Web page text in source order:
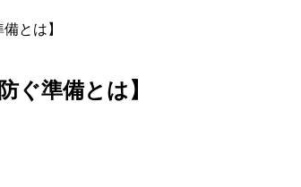
とは】
ぐ準備とは】